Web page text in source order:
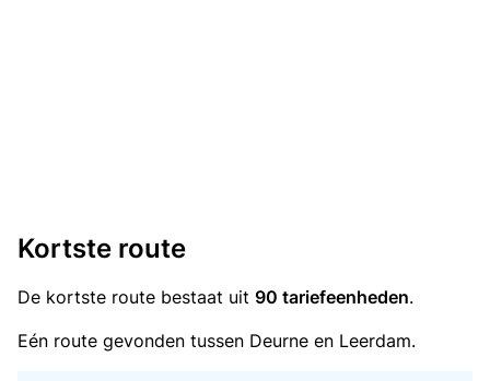
Kortste route
De kortste route bestaat uit 90 tariefeenheden.
Eén route gevonden tussen Deurne en Leerdam.